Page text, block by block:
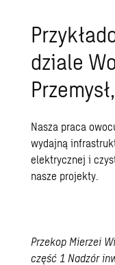
dziale
Nasza praca
wydajną
elektrycznej i
nasze projekty
Przekop Mierzei
część 1 Nadzór